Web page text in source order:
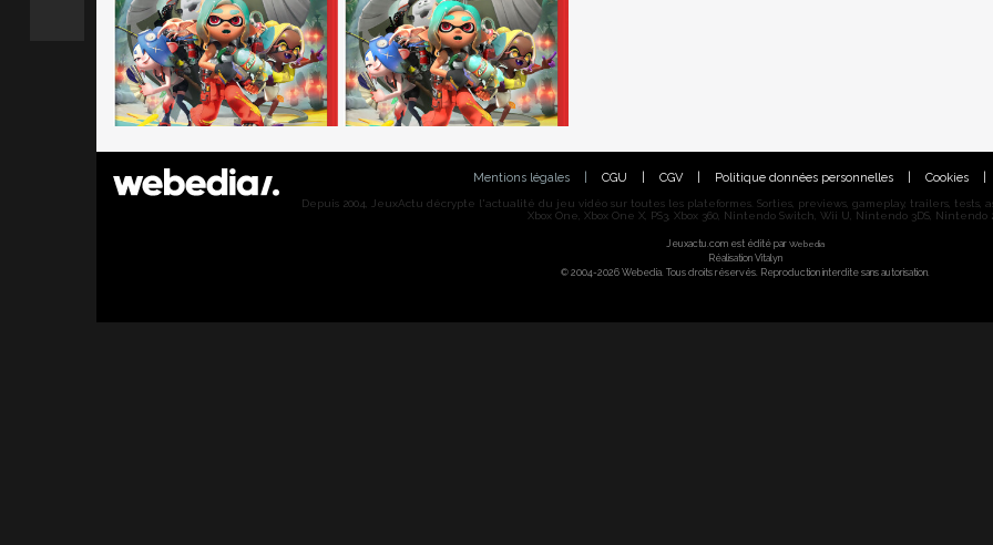
Mentions légales CGU CGV Politique données personnelles Cookies
Depuis 2004, JeuxActu décrypte l'actualité du jeu vidéo sur toutes les plateformes. Sorties, previews, gameplay, trailers, tests,
Xbox One, Xbox One X, PS3, Xbox 360, Nintendo Switch, Wii U, Nintendo 3DS, Nintendo
Jeuxactu.com est édité par Webedia
Réalisation Vitalyn
© 2004-2026 Webedia. Tous droits réservés. Reproduction interdite sans autorisation.